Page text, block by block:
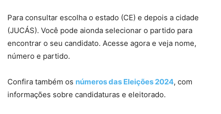
Para consultar escolha o estado (CE) e depois a cidade
(JUCÁS). Você pode aionda selecionar o partido para
encontrar o seu candidato. Acesse agora e veja nome,
número e partido.
Confira também os números das Eleições 2024, com
informações sobre candidaturas e eleitorado.